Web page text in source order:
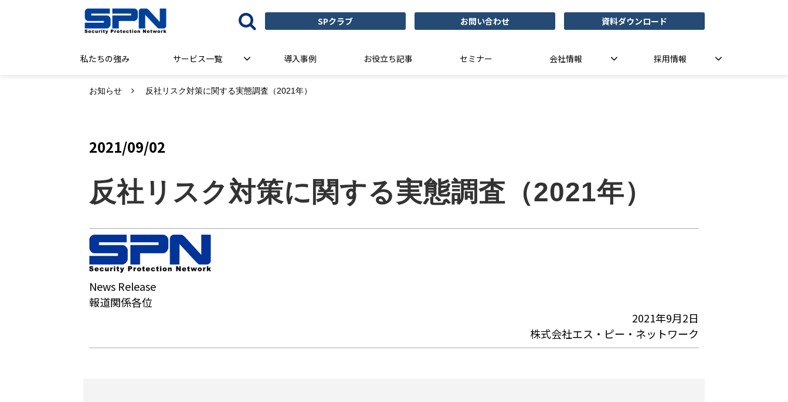
SPクラブ お問い合わせ 資料ダウンロード
私たちの強み サービス一覧 導入事例 お役立ち記事 セミナー 会社情報 採用情報
お知らせ 反社リスク対策に関する実態調査（2021年）
2021/09/02
反社リスク対策に関する実態調査（2021年）
News Release
報道関係各位
2021年9月2日
株式会社エス・ピー・ネットワーク